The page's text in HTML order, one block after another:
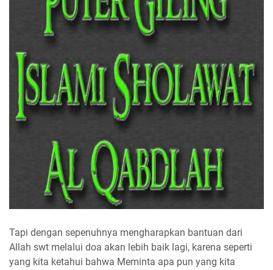
Tapi dengan sepenuhnya mengharapkan bantuan dari
Allah swt melalui doa akan lebih baik lagi, karena seperti
yang kita ketahui bahwa Meminta apa pun yang kita